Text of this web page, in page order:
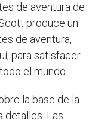
de aventura de
produce un
de aventura,
para satisfacer
el mundo.
la base de la
detalles. Las